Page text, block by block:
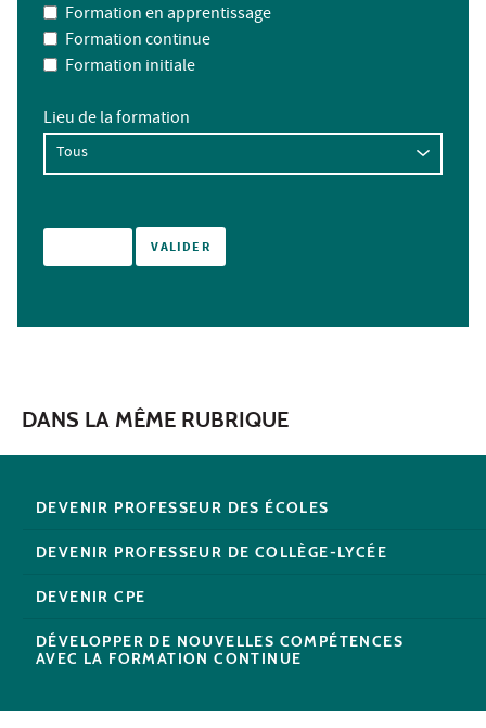
Formation en apprentissage
Formation continue
Formation initiale
Lieu de la formation
DANS LA MÊME RUBRIQUE
DEVENIR PROFESSEUR DES ÉCOLES
DEVENIR PROFESSEUR DE COLLÈGE-LYCÉE
DEVENIR CPE
DÉVELOPPER DE NOUVELLES COMPÉTENCES
AVEC LA FORMATION CONTINUE